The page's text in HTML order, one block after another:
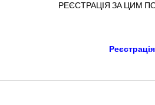
РЕЄСТРАЦІЯ ЗА ЦИМ
Реєстрація